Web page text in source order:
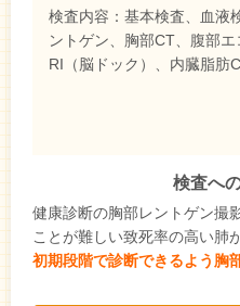
検査内容：基本検査、血液
ントゲン、胸部CT、腹部
RI（脳ドック）、内臓脂肪
検査へ
健康診断の胸部レントゲン撮
ことが難しい致死率の高い肺が
初期段階で診断できるよう胸